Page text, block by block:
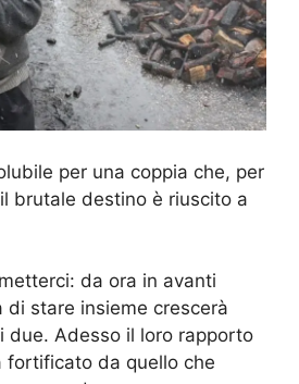
per una coppia che, per
brutale destino è riuscito a
da ora in avanti
di stare insieme crescerà
due. Adesso il loro rapporto
da quello che